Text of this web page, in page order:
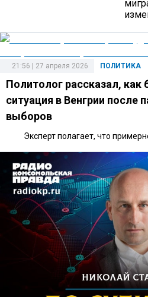
ПОЛИТИКА
21:56 | 27 апреля 2026
Политолог рассказал, как
ситуация в Венгрии после
выборов
Эксперт полагает, что